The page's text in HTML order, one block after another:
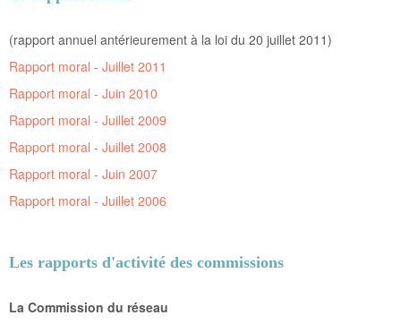
(rapport annuel antérieurement à la loi du 20 juillet 2011)
Rapport moral - Juillet 2011
Rapport moral - Juin 2010
Rapport moral - Juillet 2009
Rapport moral - Juillet 2008
Rapport moral - Juin 2007
Rapport moral - Juillet 2006
Les rapports d'activité des commissions
La Commission du réseau